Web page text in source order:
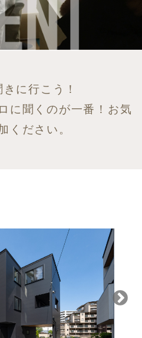
に行こう！
に聞くのが一番！お気
ください。